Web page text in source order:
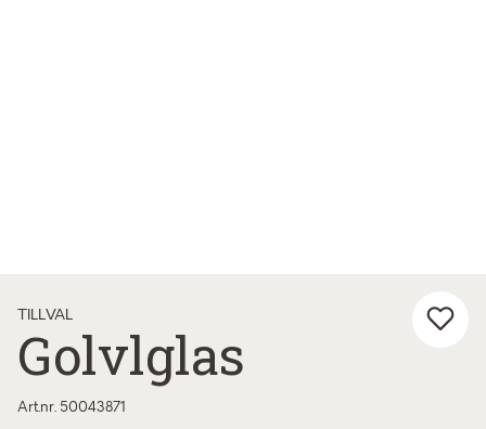
TILLVAL
Golvlglas
Art.nr. 50043871